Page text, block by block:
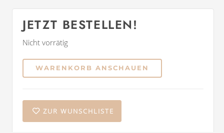
JETZT BESTELLEN!
Nicht vorrätig
WARENKORB ANSCHAUEN
ZUR WUNSCHLISTE